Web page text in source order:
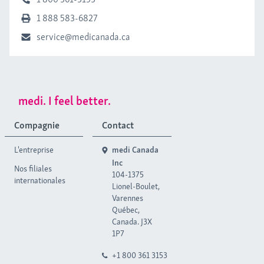
1 888 583-6827
service@medicanada.ca
medi. I feel better.
Compagnie
L'entreprise
Nos filiales
internationales
Contact
medi Canada
Inc
104-1375
Lionel-Boulet,
Varennes
Québec,
Canada. J3X
1P7
+1 800 361 3153